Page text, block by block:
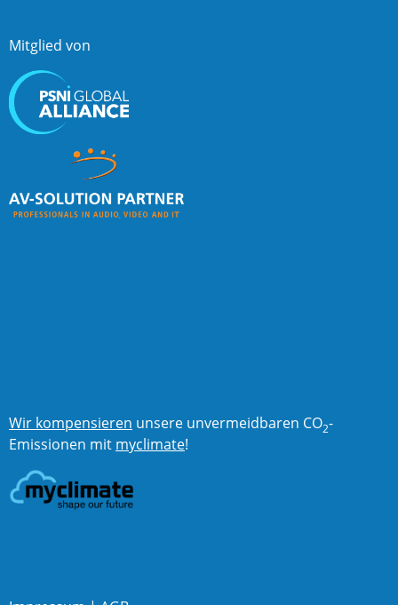
Mitglied von
Wir kompensieren unsere unvermeidbaren CO2-
Emissionen mit myclimate!